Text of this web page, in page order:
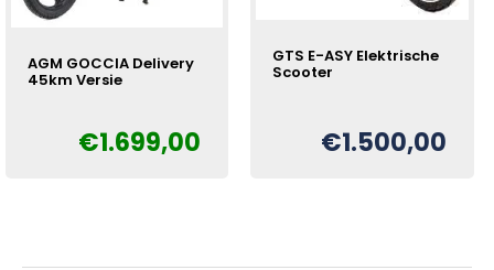
AGM GOCCIA Delivery
45km Versie
Oorspronkelijke
€1.699,00
Huidige
GTS E-ASY Elektrische
Scooter
€1.500,00